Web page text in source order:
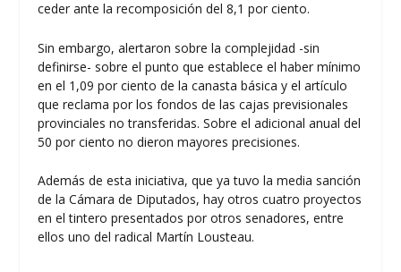
ceder ante la recomposición del 8,1 por ciento.
Sin embargo, alertaron sobre la complejidad -sin
definirse- sobre el punto que establece el haber mínimo
en el 1,09 por ciento de la canasta básica y el artículo
que reclama por los fondos de las cajas previsionales
provinciales no transferidas. Sobre el adicional anual del
50 por ciento no dieron mayores precisiones.
Además de esta iniciativa, que ya tuvo la media sanción
de la Cámara de Diputados, hay otros cuatro proyectos
en el tintero presentados por otros senadores, entre
ellos uno del radical Martín Lousteau.